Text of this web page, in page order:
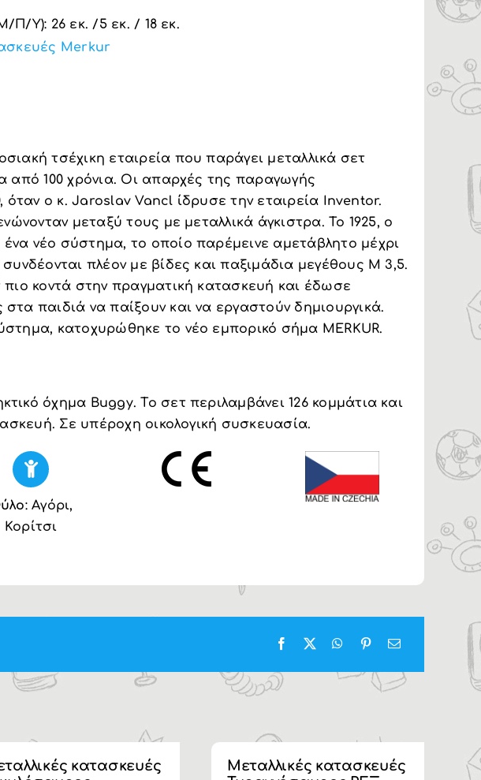
Π/Υ): 26 εκ. /5 εκ. / 18 εκ.
Merkur
τσέχικη εταιρεία που παράγει μεταλλικά σετ
από 100 χρόνια. Οι απαρχές της παραγωγής
όταν ο κ. Jaroslav Vancl ίδρυσε την εταιρεία Inventor.
μεταξύ τους με μεταλλικά άγκιστρα. Το 1925, ο
νέο σύστημα, το οποίο παρέμεινε αμετάβλητο μέχρι
πλέον με βίδες και παξιμάδια μεγέθους M 3,5.
κοντά στην πραγματική κατασκευή και έδωσε
παιδιά να παίξουν και να εργαστούν δημιουργικά.
κατοχυρώθηκε το νέο εμπορικό σήμα MERKUR.
όχημα Buggy. Το σετ περιλαμβάνει 126 κομμάτια και
Σε υπέροχη οικολογική συσκευασία.
: Αγόρι,
Κορίτσι
κατασκευές
Μεταλλικές κατασκευές